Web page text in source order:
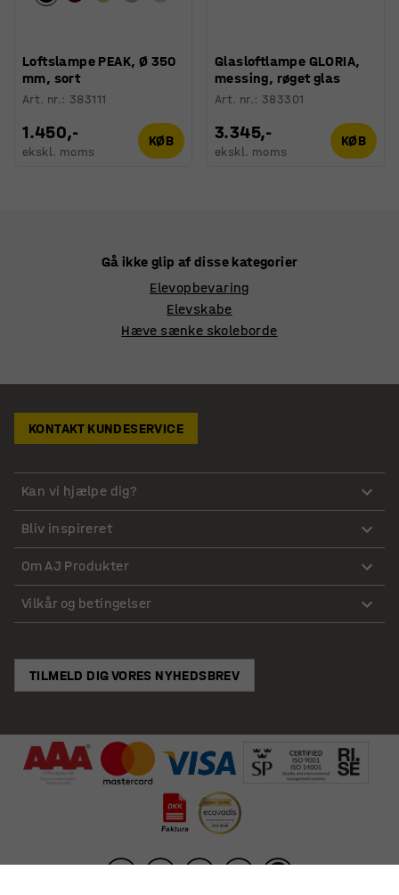
Loftslampe PEAK, Ø 350
mm, sort
Art. nr.: 383111
1.450,-
ekskl. moms
KØB
Glasloftlampe GLORIA,
messing, røget glas
Art. nr.: 383301
3.345,-
ekskl. moms
KØB
Gå ikke glip af disse kategorier
Elevopbevaring
Elevskabe
Hæve sænke skoleborde
KONTAKT KUNDESERVICE
Kan vi hjælpe dig?
Bliv inspireret
Om AJ Produkter
Vilkår og betingelser
TILMELD DIG VORES NYHEDSBREV